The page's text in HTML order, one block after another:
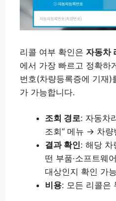
리콜 여부 확인은 자동차
에서 가장 빠르고 정확하
번호(차량등록증에 기재)
가 가능합니다.
조회 경로: 자동차
조회” 메뉴 → 차량
결과 확인: 해당 차
떤 부품·소프트웨
대상인지 확인 가능
비용: 모든 리콜은